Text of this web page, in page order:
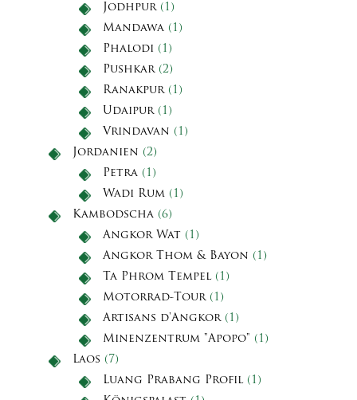
Jodhpur(1)
Mandawa (1)
Phalodi (1)
Pushkar(2)
Ranakpur(1)
Udaipur(1)
Vrindavan (1)
Jordanien (2)
Petra (1)
Wadi Rum (1)
Kambodscha (6)
Angkor Wat (1)
Angkor Thom & Bayon (1)
Ta Phrom Tempel (1)
Motorrad-Tour(1)
Artisans d'Angkor(1)
Minenzentrum "Apopo" (1)
Laos (7)
Luang Prabang Profil (1)